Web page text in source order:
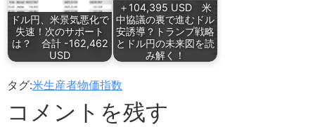
ドル円、米景気悪化で
失速！次のサポート
は？ 合計 -162,462
USD
＋104,395 USD 米
中協議の裏で進むドル
安誘導？トランプ戦略
とドル円の未来図を読
み解く！
タグ:米生産者物価指数
コメントを残す